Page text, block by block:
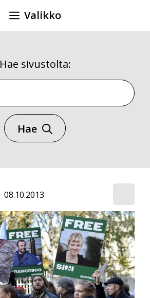
Valikko
Hae sivustolta:
Hae sivustolta
Hae
08.10.2013